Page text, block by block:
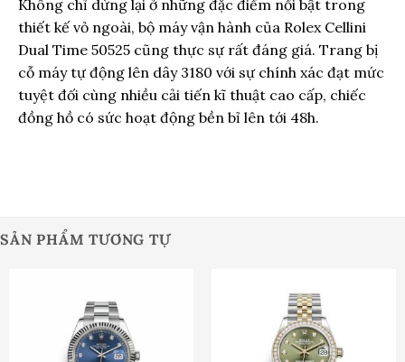
Không chỉ dừng lại ở những đặc điểm nổi bật trong
thiết kế vỏ ngoài, bộ máy vận hành của Rolex Cellini
Dual Time 50525 cũng thực sự rất đáng giá. Trang bị
cỗ máy tự động lên dây 3180 với sự chính xác đạt mức
tuyệt đối cùng nhiều cải tiến kĩ thuật cao cấp, chiếc
đồng hồ có sức hoạt động bền bỉ lên tới 48h.
SẢN PHẨM TƯƠNG TỰ